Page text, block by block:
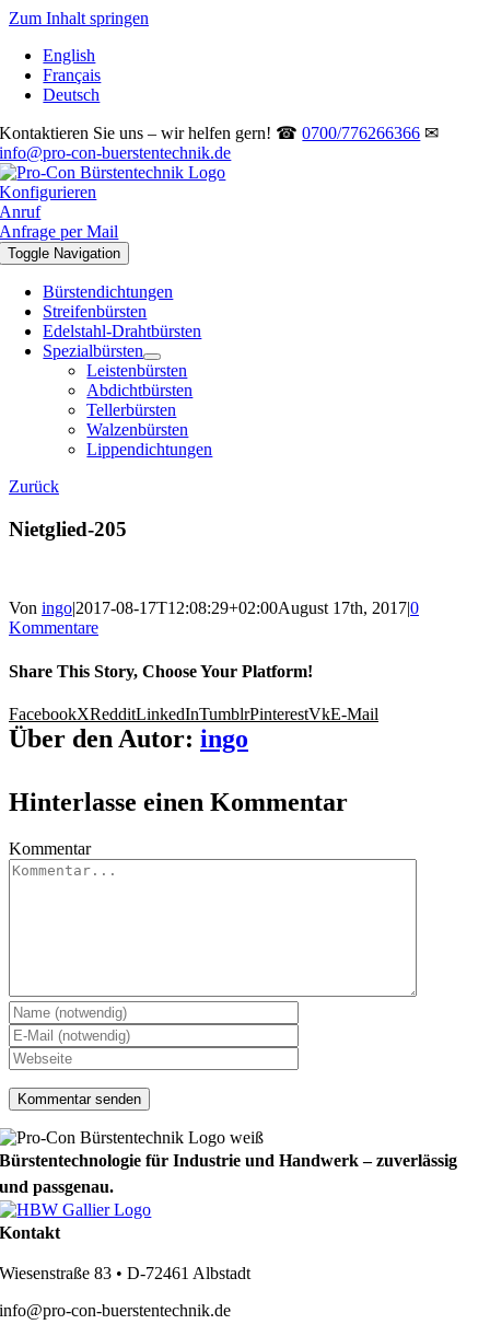
Zum Inhalt springen
English
Français
Deutsch
Kontaktieren Sie uns – wir helfen gern! ☎0700/776266366 ✉
info@pro-con-buerstentechnik.de
Konfigurieren
Anruf
Anfrage per Mail
Toggle Navigation
Bürstendichtungen
Streifenbürsten
Edelstahl-Drahtbürsten
Spezialbürsten
Leistenbürsten
Abdichtbürsten
Tellerbürsten
Walzenbürsten
Lippendichtungen
Zurück
Nietglied-205
Von ingo|2017-08-17T12:08:29+02:00August 17th, 2017|0
Kommentare
Share This Story, Choose Your Platform!
FacebookXRedditLinkedInTumblrPinterestVkE-Mail
Über den Autor: ingo
Hinterlasse einen Kommentar
Kommentar
Bürstentechnologie für Industrie und Handwerk – zuverlässig
und passgenau.
Kontakt
Wiesenstraße 83 • D-72461 Albstadt
info@pro-con-buerstentechnik.de